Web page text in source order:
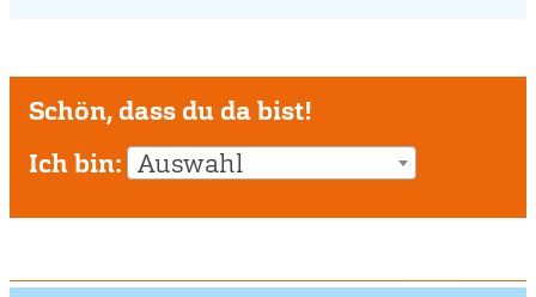
Schön, dass du da bist!
Ich bin: Auswahl